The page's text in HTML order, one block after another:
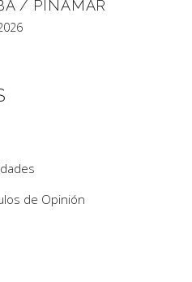
/ PINAMAR
de Opinión